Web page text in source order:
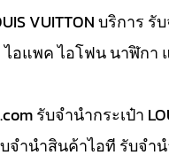
VUITTON บริการ
อแพค ไอโฟน นาฬิกา
รับจำนำกระเป๋า
บจำนำสินค้าไอที รับจำ